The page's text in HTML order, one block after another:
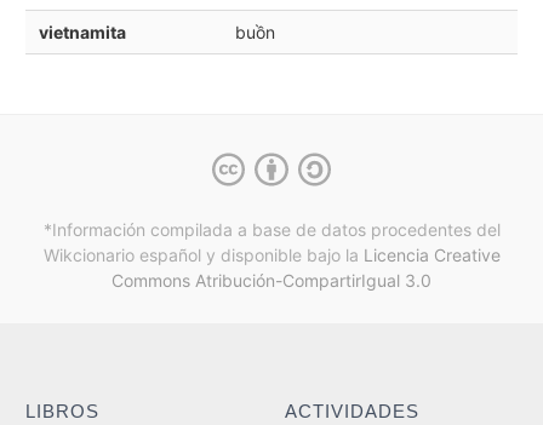
vietnamita buồn
*Información compilada a base de datos procedentes del
Wikcionario español y disponible bajo la Licencia Creative
Commons Atribución-CompartirIgual 3.0
LIBROS ACTIVIDADES